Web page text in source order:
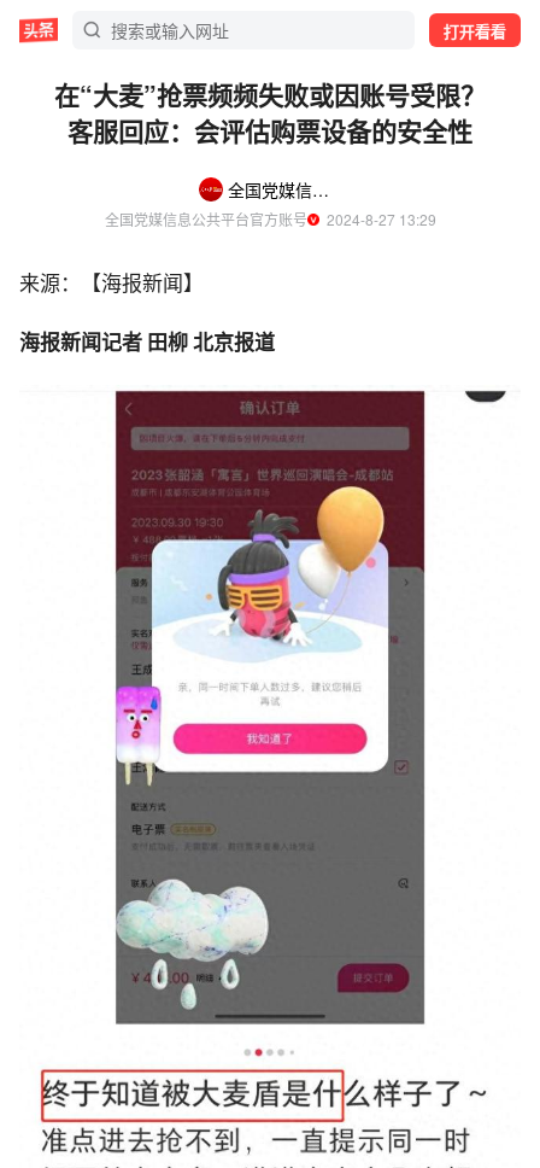
打开看看
在“大麦”抢票频频失败或因账号受限？
客服回应：会评估购票设备的安全性
全国党媒信息公共平台
全国党媒信息公共平台官方账号
  2024-8-27 13:29
来源：【海报新闻】
海报新闻记者 田柳 北京报道